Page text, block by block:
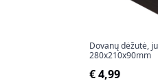
Dovanų dėžutė,
280x210x90mm
€ 4,99